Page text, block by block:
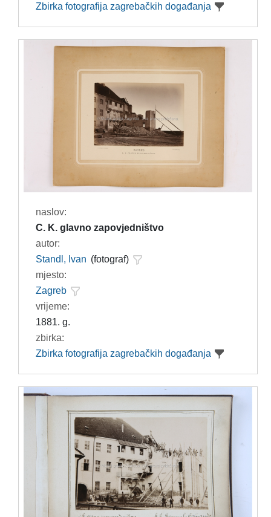
Zbirka fotografija zagrebačkih događanja
naslov:
C. K. glavno zapovjedništvo
autor:
Standl, Ivan (fotograf)
mjesto:
Zagreb
vrijeme:
1881. g.
zbirka:
Zbirka fotografija zagrebačkih događanja